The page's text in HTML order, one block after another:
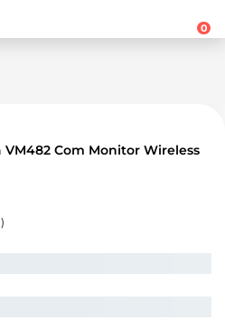
0
Com Monitor Wireless